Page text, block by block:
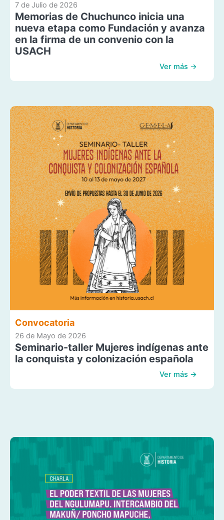
7 de Julio de 2026
Memorias de Chuchunco inicia una
nueva etapa como Fundación y avanza
en la firma de un convenio con la
USACH
Ver más →
Convocatoria
26 de Mayo de 2026
Seminario-taller Mujeres indígenas ante
la conquista y colonización española
Ver más →